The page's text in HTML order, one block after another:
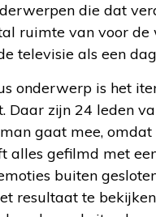
die dat
ruimte van voor
televisie als een
onderwerp is het
Daar zijn 24 leden
gaat mee,
alles gefilmd met
buiten
resultaat te